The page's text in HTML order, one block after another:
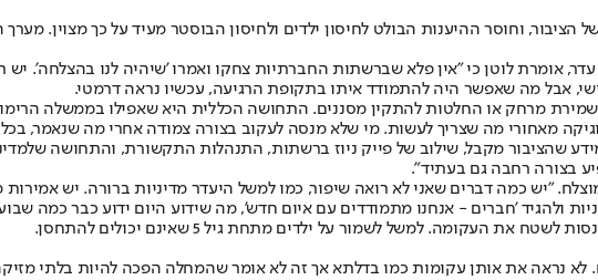
וחוסר ההיענות הבולט לחיסון ילדים ולחיסון הבוסטר מעיד על כך מצוין.
אומרת לוטן כי "אין פלא שברשתות החברתיות צחקו ואמרו 'שיהיה לנו בהצלחה'. יש
אבל מה שאפשר היה להתמודד איתו בתקופת הרגיעה, עכשיו נראה דרמטי.
מרחק או החלטות להתקין מסננים. התחושה הכללית היא שאפילו בממשלה הרימו
מאחורי מה שצריך לעשות. מי שלא מנסה לעקוב בצורה צמודה אחרי מה שנאמר,
שהציבור מקבל, שילוב של פייק ניוז ברשתות, התנהלות התקשורת, והתחושה
בצורה רחבה גם בעתיד".
"יש כמה דברים שאני לא רואה שיפור, כמו למשל היעדר מדיניות ברורה. יש אמירות
ולהגיד 'חברים - אנחנו מתמודדים עם איום חדש', מה שידוע היום ידוע כבר כמה
למשל לשמור על ילדים מתחת גיל 5 שאינם יכולים להתחסן.
לא נראה את אותן עקומות כמו בדלתא אך זה לא אומר שהמחלה הפכה להיות בלתי